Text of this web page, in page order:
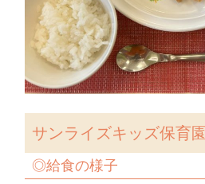
サンライズキッズ保育園
◎給食の様子